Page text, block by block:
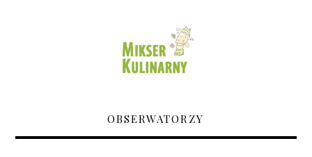
OBSERWATORZY